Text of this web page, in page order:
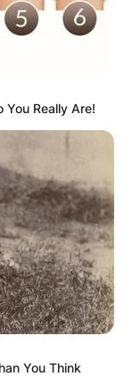
You Really Are!
You Think